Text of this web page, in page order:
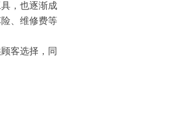
，也逐渐成
、维修费等
客选择，同